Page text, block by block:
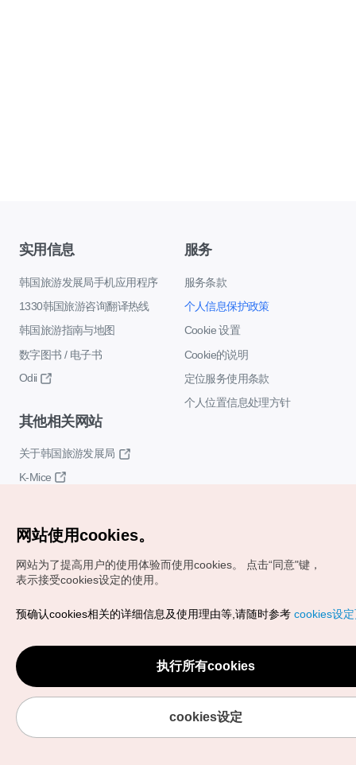
实用信息
韩国旅游发展局手机应用程序
1330韩国旅游咨询翻译热线
韩国旅游指南与地图
数字图书 / 电子书
Odii
服务
服务条款
个人信息保护政策
Cookie 设置
Cookie的说明
定位服务使用条款
个人位置信息处理方针
其他相关网站
关于韩国旅游发展局
K-Mice
Copyrights (c) 韩国旅游发展局版权所有
VISITKOREA官方邮箱
chnsim@knto.or.kr
网站使用cookies。
网站为了提高用户的使用体验而使用cookies。
点击“同意"键，
表示接受cookies设定的使用。
预确认cookies相关的详细信息及使用理由等,请随时参考 cookies设
执行所有cookies
cookies设定